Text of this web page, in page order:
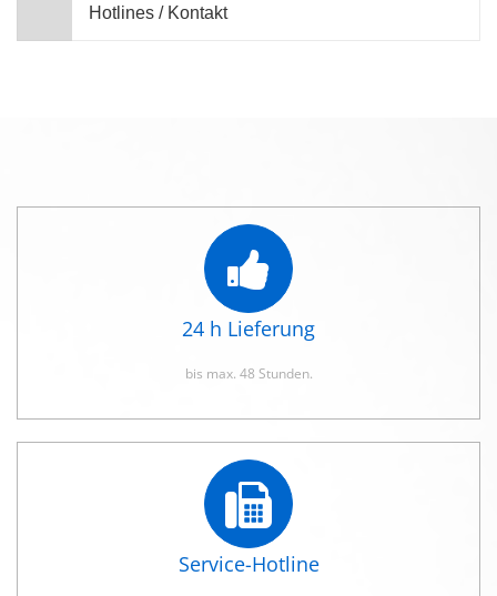
Hotlines / Kontakt
24 h Lieferung
bis max. 48 Stunden.
Service-Hotline